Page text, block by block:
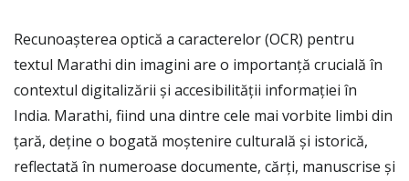
Recunoașterea optică a caracterelor (OCR) pentru
textul Marathi din imagini are o importanță crucială în
contextul digitalizării și accesibilității informației în
India. Marathi, fiind una dintre cele mai vorbite limbi din
țară, deține o bogată moștenire culturală și istorică,
reflectată în numeroase documente, cărți, manuscrise și